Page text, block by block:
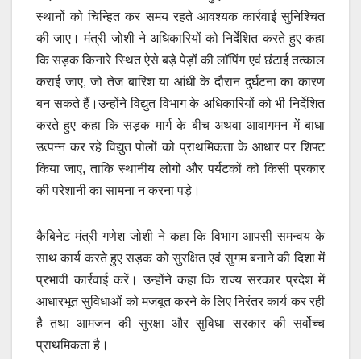
स्थानों को चिन्हित कर समय रहते आवश्यक कार्रवाई सुनिश्चित
की जाए। मंत्री जोशी ने अधिकारियों को निर्देशित करते हुए कहा
कि सड़क किनारे स्थित ऐसे बड़े पेड़ों की लॉपिंग एवं छंटाई तत्काल
कराई जाए, जो तेज बारिश या आंधी के दौरान दुर्घटना का कारण
बन सकते हैं।उन्होंने विद्युत विभाग के अधिकारियों को भी निर्देशित
करते हुए कहा कि सड़क मार्ग के बीच अथवा आवागमन में बाधा
उत्पन्न कर रहे विद्युत पोलों को प्राथमिकता के आधार पर शिफ्ट
किया जाए, ताकि स्थानीय लोगों और पर्यटकों को किसी प्रकार
की परेशानी का सामना न करना पड़े।
कैबिनेट मंत्री गणेश जोशी ने कहा कि विभाग आपसी समन्वय के
साथ कार्य करते हुए सड़क को सुरक्षित एवं सुगम बनाने की दिशा में
प्रभावी कार्रवाई करें। उन्होंने कहा कि राज्य सरकार प्रदेश में
आधारभूत सुविधाओं को मजबूत करने के लिए निरंतर कार्य कर रही
है तथा आमजन की सुरक्षा और सुविधा सरकार की सर्वोच्च
प्राथमिकता है।